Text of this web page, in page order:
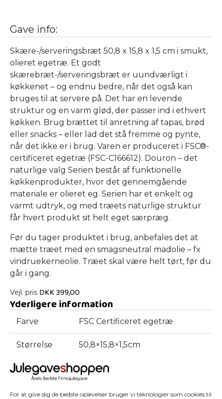
For at give dig de bedste oplevelser bruger vi teknologier som cookies til
Gave info:
Skære-/serveringsbræt 50,8 x 15,8 x 1,5 cm i smukt,
olieret egetræ. Et godt
skærebræt-/serveringsbræt er uundværligt i
køkkenet – og endnu bedre, når det også kan
bruges til at servere på. Det har en levende
struktur og en varm glød, der passer ind i ethvert
køkken. Brug brættet til anretning af tapas, brød
eller snacks – eller lad det stå fremme og pynte,
når det ikke er i brug. Varen er produceret i FSC®-
certificeret egetræ (FSC-C166612). Douron – det
naturlige valg Serien består af funktionelle
køkkenprodukter, hvor det gennemgående
materiale er olieret eg. Serien har et enkelt og
varmt udtryk, og med træets naturlige struktur
får hvert produkt sit helt eget særpræg.
Før du tager produktet i brug, anbefales det at
mætte træet med en smagsneutral madolie – fx
vindruekerneolie. Træet skal være helt tørt, før du
går i gang.
Vejl. pris DKK399,00
Yderligere information
Farve FSC Certificeret egetræ
Størrelse 50,8×15,8×1,5cm
Varenummer: 36610